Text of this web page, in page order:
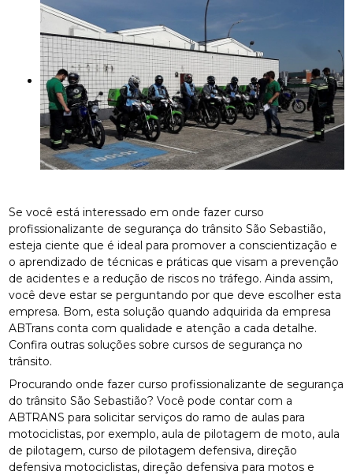
Se você está interessado em onde fazer curso
profissionalizante de segurança do trânsito São Sebastião,
esteja ciente que é ideal para promover a conscientização e
o aprendizado de técnicas e práticas que visam a prevenção
de acidentes e a redução de riscos no tráfego. Ainda assim,
você deve estar se perguntando por que deve escolher esta
empresa. Bom, esta solução quando adquirida da empresa
ABTrans conta com qualidade e atenção a cada detalhe.
Confira outras soluções sobre cursos de segurança no
trânsito.
Procurando onde fazer curso profissionalizante de segurança
do trânsito São Sebastião? Você pode contar com a
ABTRANS para solicitar serviços do ramo de aulas para
motociclistas, por exemplo, aula de pilotagem de moto, aula
de pilotagem, curso de pilotagem defensiva, direção
defensiva motociclistas, direção defensiva para motos e